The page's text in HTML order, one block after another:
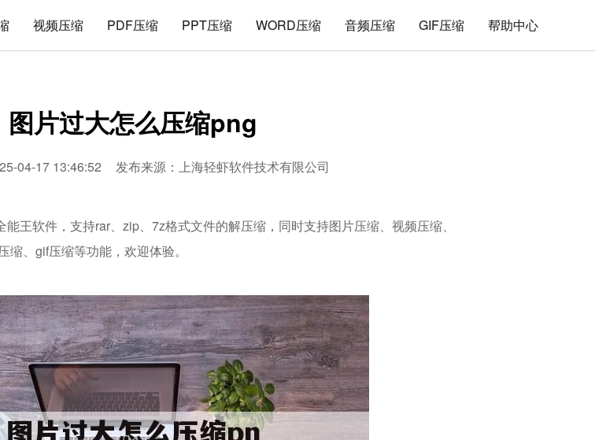
视频压缩 PDF压缩 PPT压缩 WORD压缩 音频压缩 GIF压缩 帮助中心
图片过大怎么压缩png
04-17 13:46:52 发布来源：上海轻虾软件技术有限公司
王软件，支持rar、zip、7z格式文件的解压缩，同时支持图片压缩、视频压缩、
、gif压缩等功能，欢迎体验。